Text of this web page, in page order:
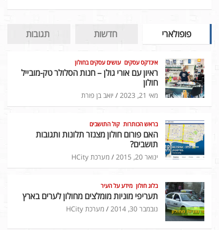
פופולארי חדשות תגובות
אינדקס עסקים עושים עסקים בחולון
ראיון עם אורי גולן – חנות הסלולר טק-מובייל
חולון
מאי 21, 2023 יואב בן פורת
בראש הכותרות קול התושבים
האם פורום חולון מצנזר תלונות ותגובות
תושבים?
ינואר 20, 2015 מערכת HCity
בלוג חולון מידע על העיר
תעריפי מוניות מומלצים מחולון לערים בארץ
נובמבר 30, 2014 מערכת HCity